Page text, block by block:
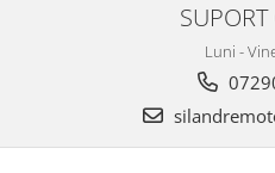
Kituri complete TERRA Shad
Kituri de prindere Shad
Rucsacuri & Genti
Genti
SUPORT
Luni -